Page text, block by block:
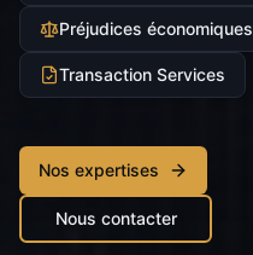
Préjudices économiques
Transaction Services
Nos expertises
Nous contacter